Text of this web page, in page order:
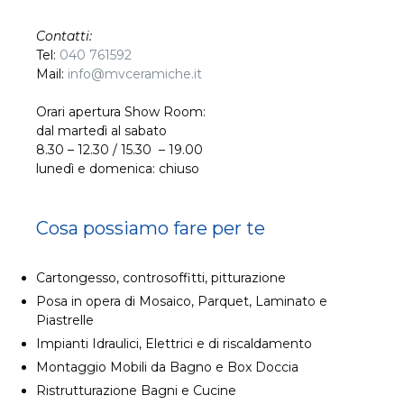
Contatti:
Tel: 040 761592
Mail: info@mvceramiche.it
Orari apertura Show Room:
dal martedì al sabato
8.30 – 12.30 / 15.30 – 19.00
lunedì e domenica: chiuso
Cosa possiamo fare per te
Cartongesso, controsoffitti, pitturazione
Posa in opera di Mosaico, Parquet, Laminato e
Piastrelle
Impianti Idraulici, Elettrici e di riscaldamento
Montaggio Mobili da Bagno e Box Doccia
Ristrutturazione Bagni e Cucine